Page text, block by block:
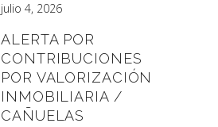
julio 4, 2026
ALERTA POR
CONTRIBUCIONES
POR VALORIZACIÓN
INMOBILIARIA /
CAÑUELAS